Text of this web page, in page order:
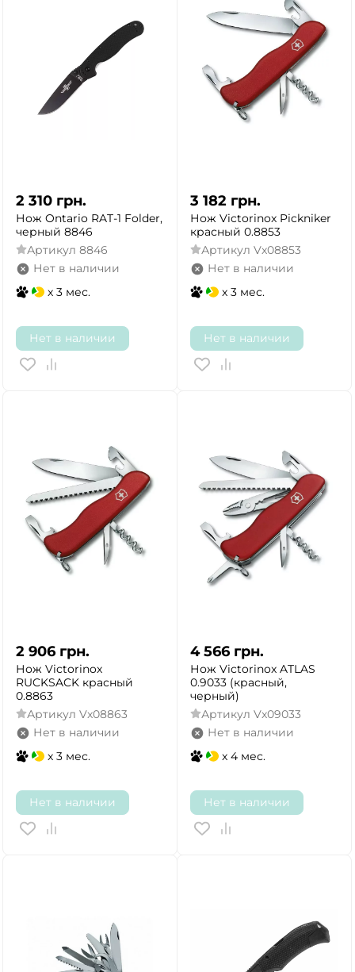
2 310 грн.
Нож Ontario RAT-1 Folder,
черный 8846
Артикул 8846
Нет в наличии
x 3 мес.
Нет в наличии
3 182 грн.
Нож Victorinox Pickniker
красный 0.8853
Артикул Vx08853
Нет в наличии
x 3 мес.
Нет в наличии
2 906 грн.
Нож Victorinox
RUCKSACK красный
0.8863
Артикул Vx08863
Нет в наличии
x 3 мес.
Нет в наличии
4 566 грн.
Нож Victorinox ATLAS
0.9033 (красный,
черный)
Артикул Vx09033
Нет в наличии
x 4 мес.
Нет в наличии
НЕТ